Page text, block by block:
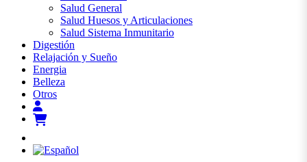
Salud General
Salud Huesos y Articulaciones
Salud Sistema Inmunitario
Digestión
Relajación y Sueño
Energia
Belleza
Otros